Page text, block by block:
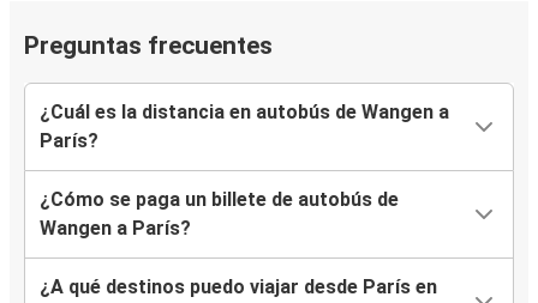
Preguntas frecuentes
¿Cuál es la distancia en autobús de Wangen a
París?
¿Cómo se paga un billete de autobús de
Wangen a París?
¿A qué destinos puedo viajar desde París en